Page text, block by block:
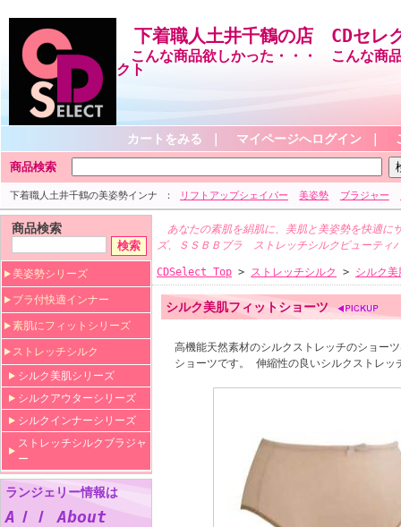
下着職人土井千鶴の店 CDセレ
こんな商品欲しかった・・・ こんな商
クト
カートをみる マイページへログイン
商品検索
下着職人土井千鶴の美姿勢インナ リフトアップシェイパー 美姿勢 ブラジャー
商品検索
美姿勢シリーズ
ブラ付快適インナー
素肌にフィットシリーズ
ストレッチシルク
シルク美肌シリーズ
シルクアウターシリーズ
シルクインナーシリーズ
ストレッチシルクブラジャ
ー
ランジェリー情報は
Aｌｌ About
あなたの素肌を絹肌に、美肌と美姿勢を快適に
ズ、ＳＳＢＢブラ ストレッチシルクビューティ
CDSelect Top > ストレッチシルク > シルク
シルク美肌フィットショーツ
高機能天然素材のシルクストレッチのショー
ショーツです。 伸縮性の良いシルクストレ